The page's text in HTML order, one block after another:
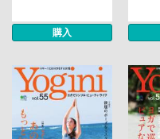
購入